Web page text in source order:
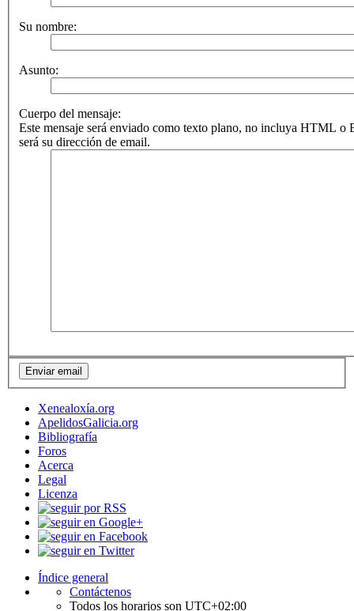
Su nombre:
Asunto:
Cuerpo del mensaje:
Este mensaje será enviado como texto plano, no incluya HTML o
será su dirección de email.
Xenealoxía.org
ApelidosGalicia.org
Bibliografía
Foros
Acerca
Legal
Licenza
Índice general
Contáctenos
Todos los horarios son UTC+02:00